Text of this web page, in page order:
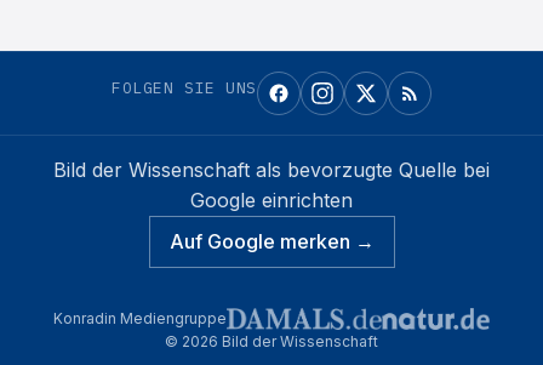
FOLGEN SIE UNS
Bild der Wissenschaft als bevorzugte Quelle bei
Google einrichten
Auf Google merken →
Konradin Mediengruppe
© 2026 Bild der Wissenschaft